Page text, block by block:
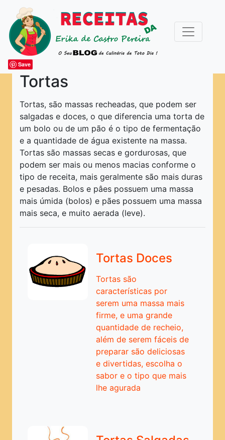
Save
ARTIGOS DIVERSOS
ESPECIAIS
Acompanhamentos
Bebidas
Bolos e Festa
Caldas e Coulis
Canapés e Petiscos
Chocolate
Conservas em Geral
Cookies e Biscoitos
Entradas e Antepastos
Pizzas e Massas
Tortas
Tortas, são massas recheadas, que podem ser
salgadas e doces, o que diferencia uma torta de
um bolo ou de um pão é o tipo de fermentação
e a quantidade de água existente na massa.
Tortas são massas secas e gordurosas, que
podem ser mais ou menos macias conforme o
tipo de receita, mais geralmente são mais duras
e pesadas. Bolos e pâes possuem uma massa
mais úmida (bolos) e pães possuem uma massa
mais seca, e muito aerada (leve).
Tortas Doces
Tortas são
características por
serem uma massa mais
firme, e uma grande
quantidade de recheio,
além de serem fáceis de
preparar são deliciosas
e divertidas, escolha o
sabor e o tipo que mais
lhe agurada